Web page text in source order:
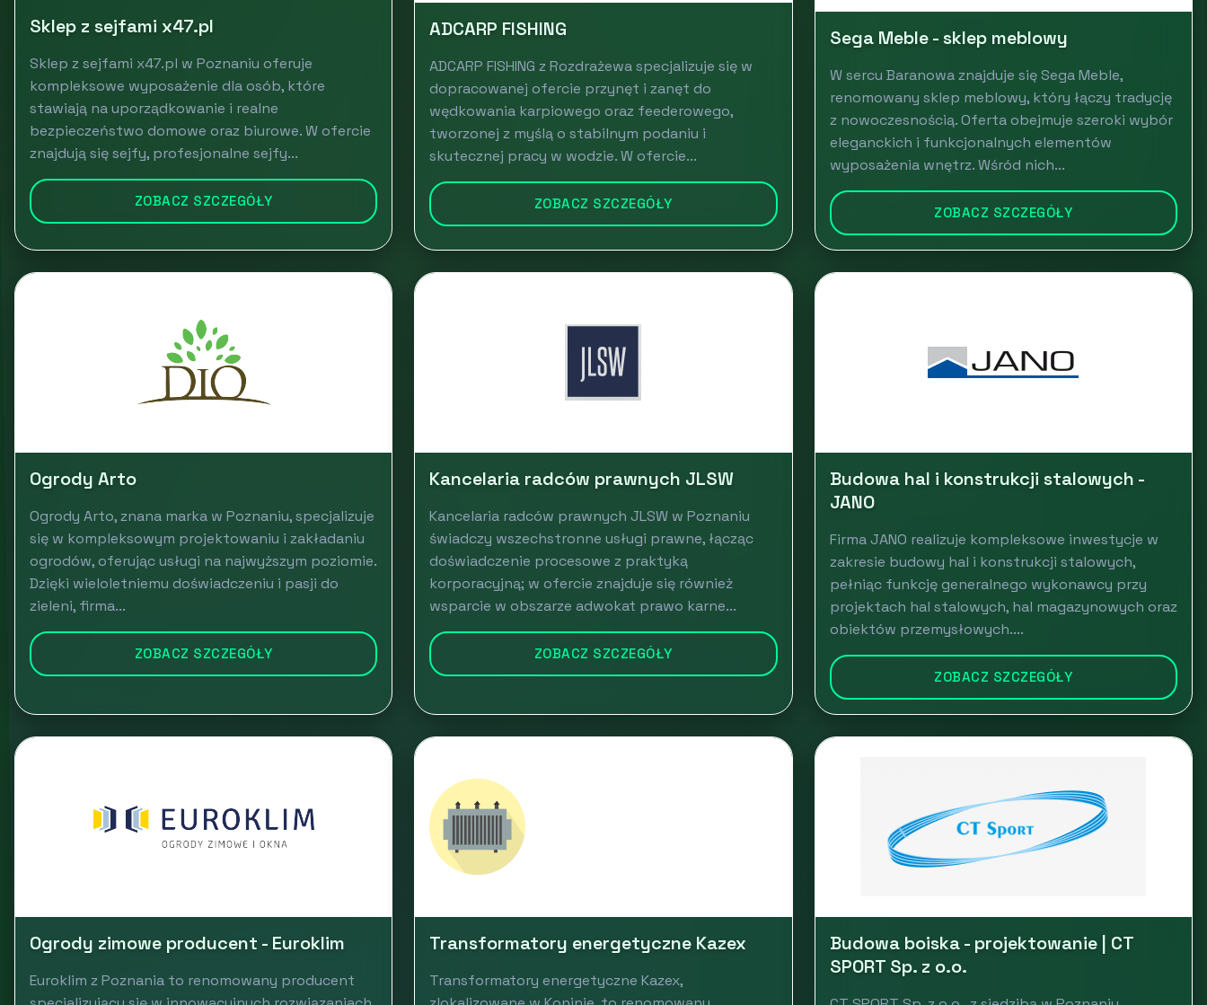
Sklep z sejfami x47.pl
Sklep z sejfami x47.pl w Poznaniu oferuje
kompleksowe wyposażenie dla osób, które
stawiają na uporządkowanie i realne
bezpieczeństwo domowe oraz biurowe. W ofercie
znajdują się sejfy, profesjonalne sejfy...
ZOBACZ SZCZEGÓŁY
ADCARP FISHING
ADCARP FISHING z Rozdrażewa specjalizuje się w
dopracowanej ofercie przynęt i zanęt do
wędkowania karpiowego oraz feederowego,
tworzonej z myślą o stabilnym podaniu i
skutecznej pracy w wodzie. W ofercie...
ZOBACZ SZCZEGÓŁY
Sega Meble - sklep meblowy
W sercu Baranowa znajduje się Sega Meble,
renomowany sklep meblowy, który łączy tradycję
z nowoczesnością. Oferta obejmuje szeroki wybór
eleganckich i funkcjonalnych elementów
wyposażenia wnętrz. Wśród nich...
ZOBACZ SZCZEGÓŁY
Ogrody Arto
Ogrody Arto, znana marka w Poznaniu, specjalizuje
się w kompleksowym projektowaniu i zakładaniu
ogrodów, oferując usługi na najwyższym poziomie.
Dzięki wieloletniemu doświadczeniu i pasji do
zieleni, firma...
ZOBACZ SZCZEGÓŁY
Kancelaria radców prawnych JLSW
Kancelaria radców prawnych JLSW w Poznaniu
świadczy wszechstronne usługi prawne, łącząc
doświadczenie procesowe z praktyką
korporacyjną; w ofercie znajduje się również
wsparcie w obszarze adwokat prawo karne...
ZOBACZ SZCZEGÓŁY
Budowa hal i konstrukcji stalowych -
JANO
Firma JANO realizuje kompleksowe inwestycje w
zakresie budowy hal i konstrukcji stalowych,
pełniąc funkcję generalnego wykonawcy przy
projektach hal stalowych, hal magazynowych oraz
obiektów przemysłowych....
ZOBACZ SZCZEGÓŁY
Ogrody zimowe producent - Euroklim
Euroklim z Poznania to renomowany producent
Transformatory energetyczne Kazex
Transformatory energetyczne Kazex,
Budowa boiska - projektowanie | CT
SPORT Sp. z o.o.